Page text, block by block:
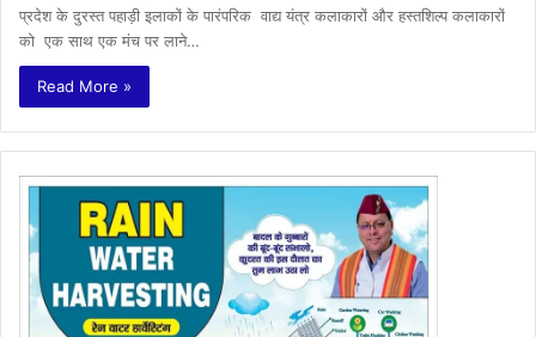
प्रदेश के दुरस्त पहाड़ी इलाकों के पारंपरिक वाद्य यंत्र कलाकारों और हस्तशिल्प कलाकारों
को एक साथ एक मंच पर लाने…
Read More »